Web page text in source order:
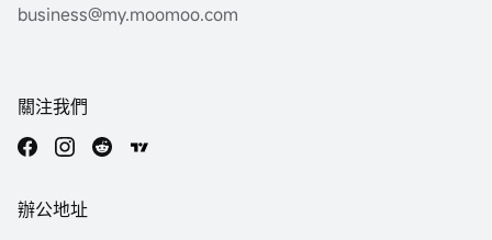
business@my.moomoo.com
關注我們
辦公地址